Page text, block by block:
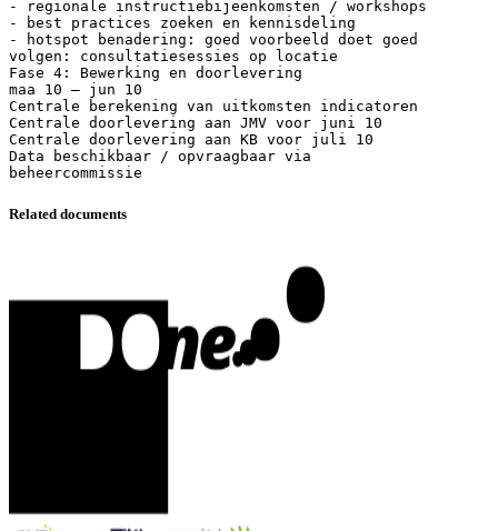
- regionale instructiebijeenkomsten / workshops
- best practices zoeken en kennisdeling
- hotspot benadering: goed voorbeeld doet goed
volgen: consultatiesessies op locatie
Fase 4: Bewerking en doorlevering
maa 10 – jun 10
Centrale berekening van uitkomsten indicatoren
Centrale doorlevering aan JMV voor juni 10
Centrale doorlevering aan KB voor juli 10
Data beschikbaar / opvraagbaar via
Related documents